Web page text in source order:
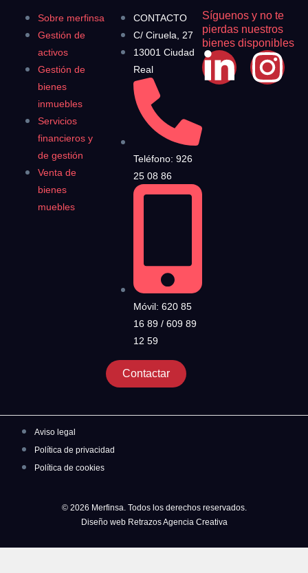
Sobre merfinsa
Gestión de
activos
Gestión de
bienes
inmuebles
Servicios
financieros y
de gestión
Venta de
bienes
muebles
CONTACTO
C/ Ciruela, 27
13001 Ciudad
Real
Teléfono: 926
25 08 86
Móvil: 620 85
16 89 / 609 89
12 59
Contactar
Síguenos y no te
pierdas nuestros
bienes disponibles
Aviso legal
Política de privacidad
Política de cookies
© 2026 Merfinsa. Todos los derechos reservados.
Diseño web Retrazos Agencia Creativa